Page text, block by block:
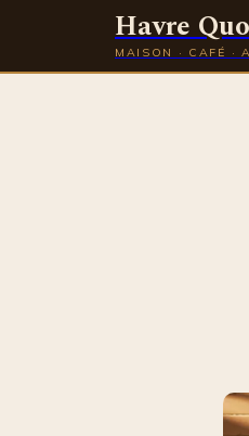
Havre
MAISON · CAFÉ ·